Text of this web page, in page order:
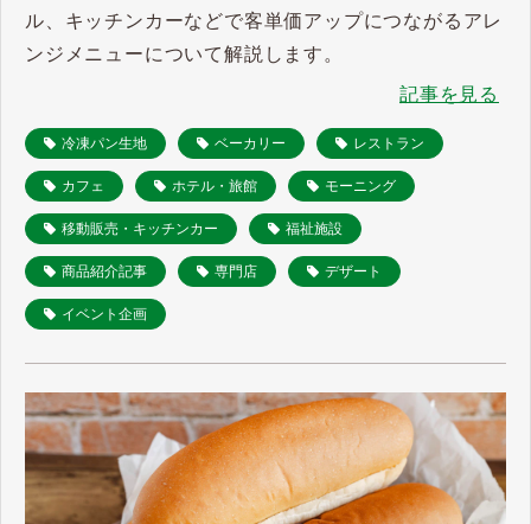
ル、キッチンカーなどで客単価アップにつながるアレ
ンジメニューについて解説します。
記事を見る
冷凍パン生地 ベーカリー レストラン
カフェ ホテル・旅館 モーニング
移動販売・キッチンカー 福祉施設
商品紹介記事 専門店 デザート
イベント企画